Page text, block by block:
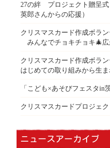
27の絆 プロジェクト贈呈式
英郎さんからの応援）
クリスマスカード作成ボラ
みんなでチョキチョキ🎄広
クリスマスカード作成ボラ
はじめての取り組みから生
「こども×あそびフェスタin
クリスマスカードプロジェク
ニュースアーカイブ